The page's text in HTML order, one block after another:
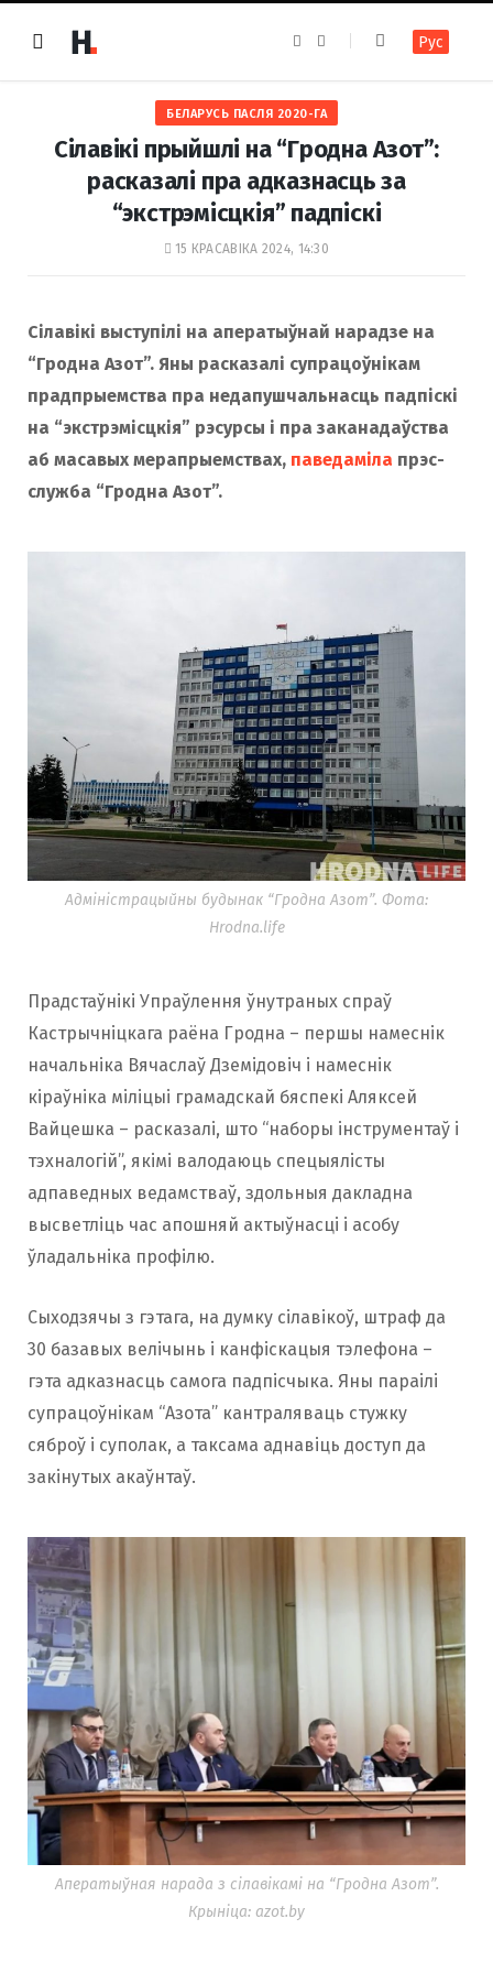
e
b
o
o
k
t
a
g
r
a
m
Рус
БЕЛАРУСЬ ПАСЛЯ 2020-ГА
Сілавікі прыйшлі на “Гродна Азот”:
расказалі пра адказнасць за
“экстрэмісцкія” падпіскі
15 КРАСАВІКА 2024, 14:30
Сілавікі выступілі на аператыўнай нарадзе на
“Гродна Азот”. Яны расказалі супрацоўнікам
прадпрыемства пра недапушчальнасць падпіскі
на “экстрэмісцкія” рэсурсы і пра заканадаўства
аб масавых мерапрыемствах, паведаміла прэс-
служба “Гродна Азот”.
Адміністрацыйны будынак “Гродна Азот”. Фота:
Hrodna.life
Прадстаўнікі Упраўлення ўнутраных спраў
Кастрычніцкага раёна Гродна – першы намеснік
начальніка Вячаслаў Дземідовіч і намеснік
кіраўніка міліцыі грамадскай бяспекі Аляксей
Вайцешка – расказалі, што “наборы інструментаў і
тэхналогій”, якімі валодаюць спецыялісты
адпаведных ведамстваў, здольныя дакладна
высветліць час апошняй актыўнасці і асобу
ўладальніка профілю.
Сыходзячы з гэтага, на думку сілавікоў, штраф да
30 базавых велічынь і канфіскацыя тэлефона –
гэта адказнасць самога падпісчыка. Яны параілі
супрацоўнікам “Азота” кантраляваць стужку
сяброў і суполак, а таксама аднавіць доступ да
закінутых акаўнтаў.
Аператыўная нарада з сілавікамі на “Гродна Азот”.
Крыніца: azot.by